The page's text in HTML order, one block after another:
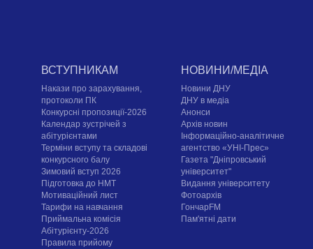
ВСТУПНИКАМ
Накази про зарахування,
протоколи ПК
Конкурсні пропозиції-2026
Календар зустрічей з
абітурієнтами
Терміни вступу та складові
конкурсного балу
Зимовий вступ 2026
Підготовка до НМТ
Мотиваційний лист
Тарифи на навчання
Приймальна комісія
Абітурієнту-2026
Правила прийому
НОВИНИ/МЕДІА
Новини ДНУ
ДНУ в медіа
Анонси
Архів новин
Інформаційно-аналітичне
агентство «УНІ-Прес»
Газета "Дніпровський
університет"
Видання університету
Фотоархів
ГончарFM
Пам'ятні дати